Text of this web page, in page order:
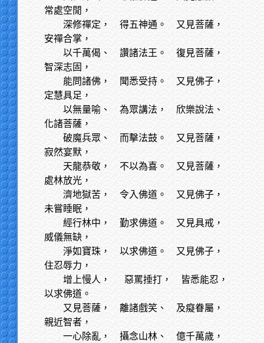
常處空閒，
深修禪定，
得五神通。 又見菩薩，
安禪合掌，
以千萬偈、
讚諸法王。 復見菩薩，
智深志固，
能問諸佛，
聞悉受持。 又見佛子，
定慧具足，
以無量喻、
為眾講法， 欣樂說法、
化諸菩薩，
破魔兵眾、
而擊法鼓。 又見菩薩，
寂然宴默，
天龍恭敬，
不以為喜。 又見菩薩，
處林放光，
濟地獄苦，
令入佛道。 又見佛子，
未嘗睡眠，
經行林中，
勤求佛道。 又見具戒，
威儀無缺，
淨如寶珠，
以求佛道。 又見佛子，
住忍辱力，
增上慢人，
惡罵捶打， 皆悉能忍，
以求佛道。
又見菩薩，
離諸戲笑、 及癡眷屬，
親近智者，
一心除亂，
攝念山林、 億千萬歲，